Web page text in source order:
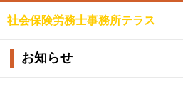
社会保険労務士事務所テラス
お知らせ